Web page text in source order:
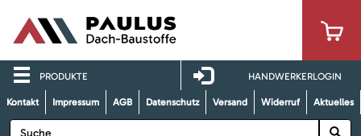
PRODUKTE HANDWERKERLOGIN
Kontakt Impressum AGB Datenschutz Versand Widerruf Aktuelles